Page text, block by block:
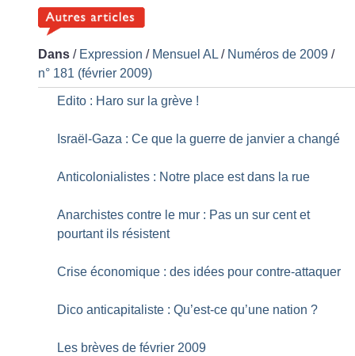
Dans / Expression / Mensuel AL / Numéros de 2009 /
n° 181 (février 2009)
Edito : Haro sur la grève !
Israël-Gaza : Ce que la guerre de janvier a changé
Anticolonialistes : Notre place est dans la rue
Anarchistes contre le mur : Pas un sur cent et
pourtant ils résistent
Crise économique : des idées pour contre-attaquer
Dico anticapitaliste : Qu’est-ce qu’une nation ?
Les brèves de février 2009